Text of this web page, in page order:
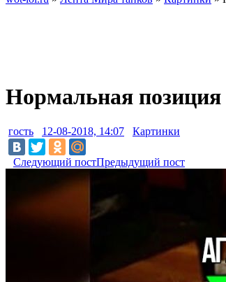
Нормальная позиция
гость 12-08-2018, 14:07 Картинки
Следующий постПредыдущий пост